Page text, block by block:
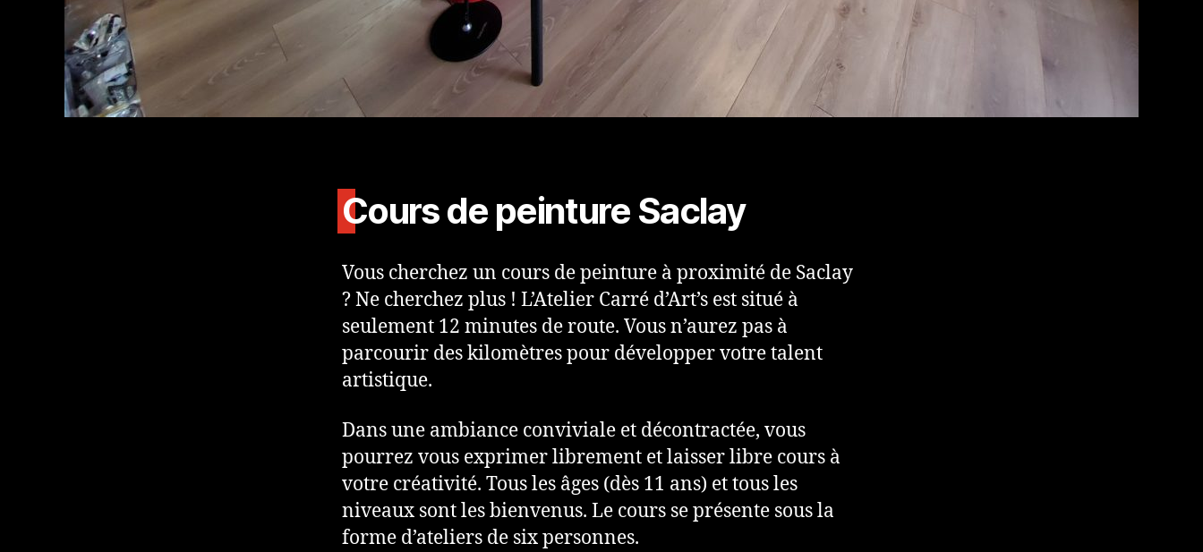
Cours de peinture Saclay
Vous cherchez un cours de peinture à proximité de Saclay
? Ne cherchez plus ! L’Atelier Carré d’Art’s est situé à
seulement 12 minutes de route. Vous n’aurez pas à
parcourir des kilomètres pour développer votre talent
artistique.
Dans une ambiance conviviale et décontractée, vous
pourrez vous exprimer librement et laisser libre cours à
votre créativité. Tous les âges (dès 11 ans) et tous les
niveaux sont les bienvenus. Le cours se présente sous la
forme d’ateliers de six personnes.